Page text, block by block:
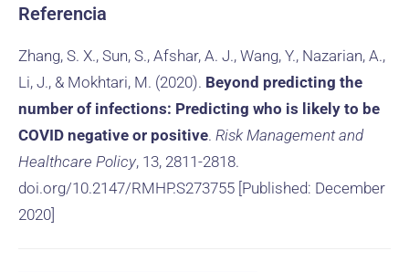
Referencia
Zhang, S. X., Sun, S., Afshar, A. J., Wang, Y., Nazarian, A.,
Li, J., & Mokhtari, M. (2020). Beyond predicting the
number of infections: Predicting who is likely to be
COVID negative or positive. Risk Management and
Healthcare Policy, 13, 2811-2818.
doi.org/10.2147/RMHP.S273755 [Published: December
2020]